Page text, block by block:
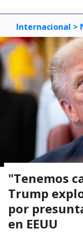
Internacional >
"Tenemos
Trump
por
en EEUU